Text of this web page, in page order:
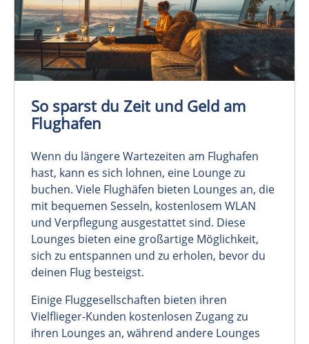
So sparst du Zeit und Geld am
Flughafen
Wenn du längere Wartezeiten am Flughafen
hast, kann es sich lohnen, eine Lounge zu
buchen. Viele Flughäfen bieten Lounges an, die
mit bequemen Sesseln, kostenlosem WLAN
und Verpflegung ausgestattet sind. Diese
Lounges bieten eine großartige Möglichkeit,
sich zu entspannen und zu erholen, bevor du
deinen Flug besteigst.
Einige Fluggesellschaften bieten ihren
Vielflieger-Kunden kostenlosen Zugang zu
ihren Lounges an, während andere Lounges